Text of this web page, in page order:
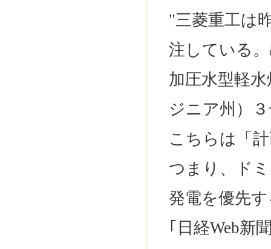
"三菱重工は
注している
加圧水型軽
ジニア州）
こちらは「
つまり、ド
発電を優先
｢日経Web新